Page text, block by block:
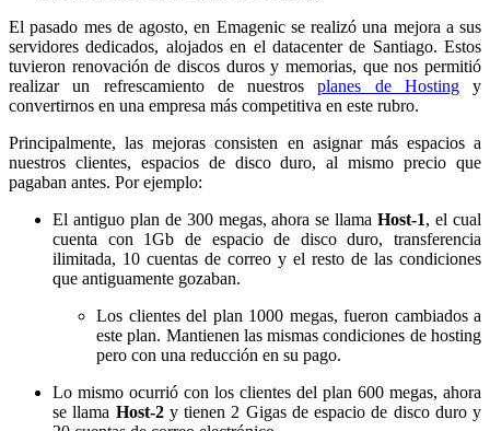
El pasado mes de agosto, en Emagenic se realizó una mejora a sus
servidores dedicados, alojados en el datacenter de Santiago. Estos
tuvieron renovación de discos duros y memorias, que nos permitió
realizar un refrescamiento de nuestrosplanes de Hostingy
convertirnos en una empresa más competitiva en este rubro.
Principalmente, las mejoras consisten en asignar más espacios a
nuestros clientes, espacios de disco duro, al mismo precio que
pagaban antes. Por ejemplo:
El antiguo plan de 300 megas, ahora se llamaHost-1, el cual
cuenta con 1Gb de espacio de disco duro, transferencia
ilimitada, 10 cuentas de correo y el resto de las condiciones
que antiguamente gozaban.
Los clientes del plan 1000 megas, fueron cambiados a
este plan. Mantienen las mismas condiciones de hosting
pero con una reducción en su pago.
Lo mismo ocurrió con los clientes del plan 600 megas, ahora
se llama Host-2y tienen 2 Gigas de espacio de disco duro y